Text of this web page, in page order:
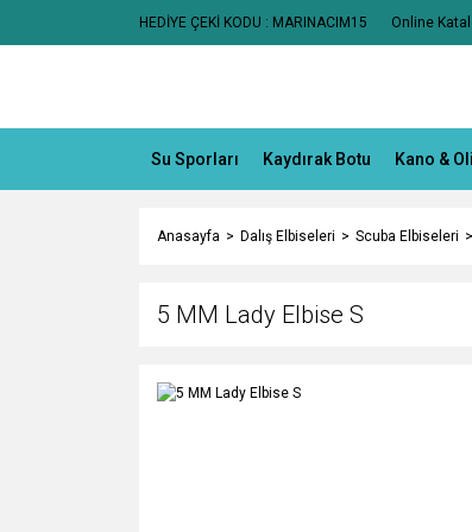
HEDİYE ÇEKİ KODU : MARINACIM15 Online
Su Sporları Kaydırak Botu Kano &
Anasayfa Dalış Elbiseleri Scuba Elbiseleri
5 MM Lady Elbise S